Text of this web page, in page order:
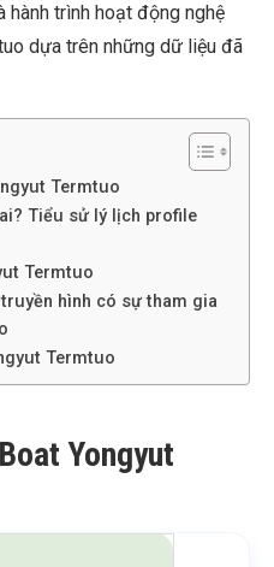
hành trình hoạt động nghệ
dựa trên những dữ liệu đã
Termtuo
Tiểu sử lý lịch profile
Termtuo
hình có sự tham gia
Termtuo
Yongyut